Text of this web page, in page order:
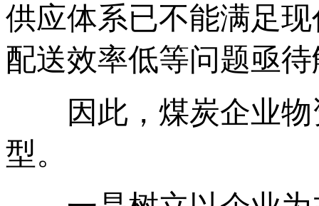
供应体系已不能满足
配送效率低等问题亟
因此，煤炭企业物
型。